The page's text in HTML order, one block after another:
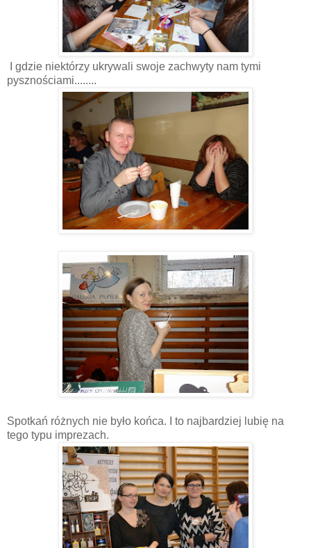
I gdzie niektórzy ukrywali swoje zachwyty nam tymi
pysznościami........
Spotkań różnych nie było końca. I to najbardziej lubię na
tego typu imprezach.